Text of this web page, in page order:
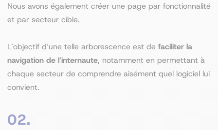
Nous avons également créer une page par fonctionnalité
et par secteur cible.
L’objectif d’une telle arborescence est de faciliter la
navigation de l’internaute, notamment en permettant à
chaque secteur de comprendre aisément quel logiciel lui
convient.
02.